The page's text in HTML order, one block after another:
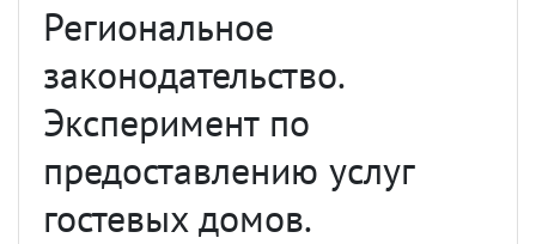
Региональное
законодательство.
Эксперимент по
предоставлению услуг
гостевых домов.